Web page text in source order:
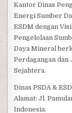
Kantor Dinas
Energi Sumber
ESDM dengan
Pengelolaan
Daya Mineral
Perdagangan dan
Sejahtera.
Dinas PSDA &
Alamat: Jl.
Indonesia.